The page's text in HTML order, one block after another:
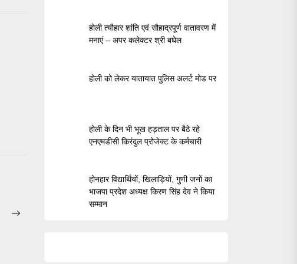
होली त्यौहार शांति एवं सौहाद्रपूर्ण वातावरण में
मनाएं – अपर कलेक्टर श्री बघेल
होली को लेकर यातायात पुलिस अलर्ट मोड पर
होली के दिन भी भूख हड़ताल पर बैठे रहे
एनएमडीसी किरंदुल प्रोजेक्ट के कर्मचारी
होनहार विद्यार्थियों, खिलाड़ियों, गुणी जनों का
भाजपा प्रदेश अध्यक्ष किरण सिंह देव ने किया
सम्मान